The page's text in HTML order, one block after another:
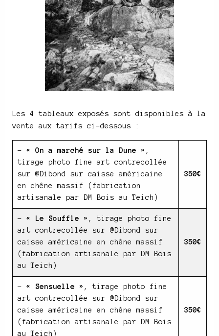
Les 4 tableaux exposés sont disponibles à la
vente aux tarifs ci-dessous :
– « On a marché sur la Dune » ,
tirage photo fine art contrecollée
sur @Dibond sur caisse américaine
en chêne massif (fabrication
artisanale par DM Bois au Teich)
350€
– « Le Souffle » , tirage photo fine
art contrecollée sur @Dibond sur
caisse américaine en chêne massif
(fabrication artisanale par DM Bois
au Teich)
350€
– « Sensuelle » , tirage photo fine
art contrecollée sur @Dibond sur
caisse américaine en chêne massif
(fabrication artisanale par DM Bois
au Teich)
350€